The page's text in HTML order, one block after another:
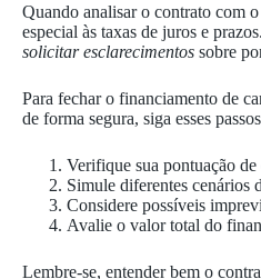
Quando analisar o contrato com
especial às taxas de juros e prazos.
solicitar esclarecimentos sobre
Para fechar o financiamento de
de forma segura, siga esses
Verifique sua pontuação
Simule diferentes cenários
Considere possíveis
Avalie o valor total do
Lembre-se, entender bem o